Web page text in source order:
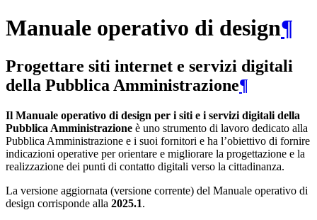
Manuale operativo di design¶
Progettare siti internet e servizi digitali
della Pubblica Amministrazione¶
Il Manuale operativo di design per i siti e i servizi digitali della
Pubblica Amministrazione è uno strumento di lavoro dedicato alla
Pubblica Amministrazione e i suoi fornitori e ha l’obiettivo di fornire
indicazioni operative per orientare e migliorare la progettazione e la
realizzazione dei punti di contatto digitali verso la cittadinanza.
La versione aggiornata (versione corrente) del Manuale operativo di
design corrisponde alla 2025.1.